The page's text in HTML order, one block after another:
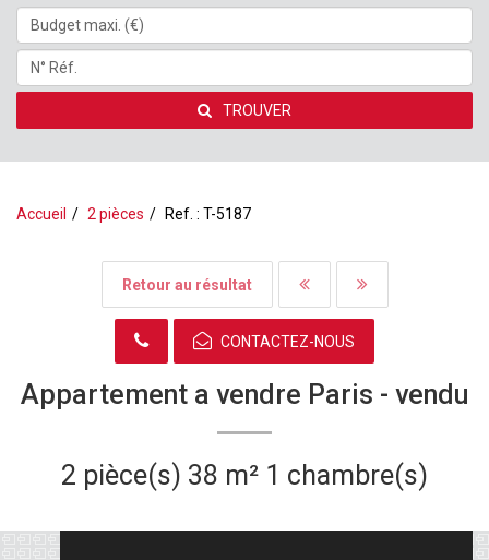
TROUVER
Accueil 2 pièces Ref. : T-5187
Retour au résultat
CONTACTEZ-NOUS
Appartement a vendre Paris - vendu
2 pièce(s) 38 m² 1 chambre(s)